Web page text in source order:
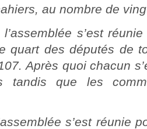
au nombre de
s’est
quart des députés de
Après quoi chacun
tandis que les
s’est réunie